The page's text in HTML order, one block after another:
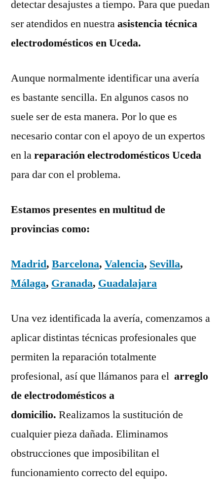
detectar desajustes a tiempo. Para que puedan
ser atendidos en nuestraasistencia técnica
electrodomésticos en Uceda.
Aunque normalmente identificar una avería
es bastante sencilla. En algunos casos no
suele ser de esta manera. Por lo que es
necesario contar con el apoyo de un expertos
en lareparación electrodomésticos Uceda
para dar con el problema.
Estamos presentes en multitud de
provincias como:
Madrid, Barcelona, Valencia, Sevilla,
Málaga, Granada, Guadalajara
Una vez identificada la avería, comenzamos a
aplicar distintas técnicas profesionales que
permiten la reparación totalmente
profesional, así que llámanos para el arreglo
de electrodomésticos a
domicilio. Realizamos la sustitución de
cualquier pieza dañada. Eliminamos
obstrucciones que imposibilitan el
funcionamiento correcto del equipo.